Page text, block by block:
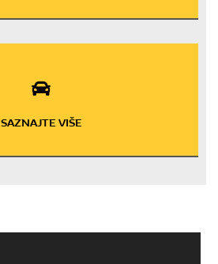
SAZNAJTE VIŠE